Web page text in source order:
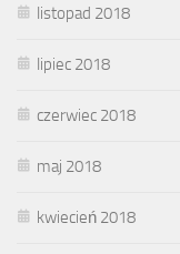
listopad 2018
lipiec 2018
czerwiec 2018
maj 2018
kwiecień 2018